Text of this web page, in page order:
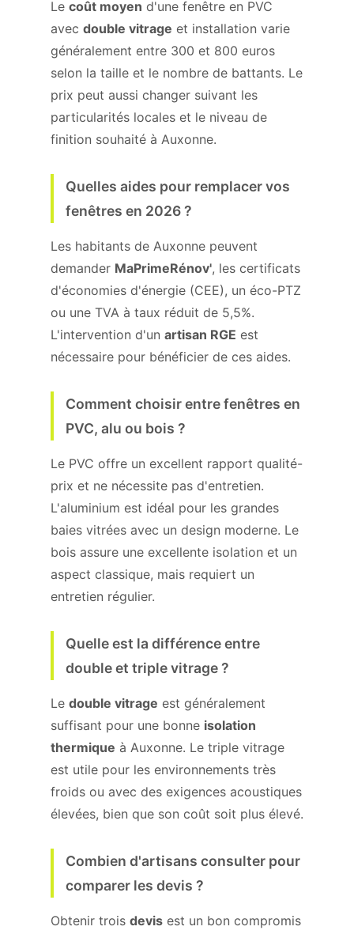
Le coût moyen d'une fenêtre en PVC
avec double vitrage et installation varie
généralement entre 300 et 800 euros
selon la taille et le nombre de battants. Le
prix peut aussi changer suivant les
particularités locales et le niveau de
finition souhaité à Auxonne.
Quelles aides pour remplacer vos
fenêtres en 2026 ?
Les habitants de Auxonne peuvent
demander MaPrimeRénov', les certificats
d'économies d'énergie (CEE), un éco-PTZ
ou une TVA à taux réduit de 5,5%.
L'intervention d'un artisan RGE est
nécessaire pour bénéficier de ces aides.
Comment choisir entre fenêtres en
PVC, alu ou bois ?
Le PVC offre un excellent rapport qualité-
prix et ne nécessite pas d'entretien.
L'aluminium est idéal pour les grandes
baies vitrées avec un design moderne. Le
bois assure une excellente isolation et un
aspect classique, mais requiert un
entretien régulier.
Quelle est la différence entre
double et triple vitrage ?
Le double vitrage est généralement
suffisant pour une bonne isolation
thermique à Auxonne. Le triple vitrage
est utile pour les environnements très
froids ou avec des exigences acoustiques
élevées, bien que son coût soit plus élevé.
Combien d'artisans consulter pour
comparer les devis ?
Obtenir trois devis est un bon compromis